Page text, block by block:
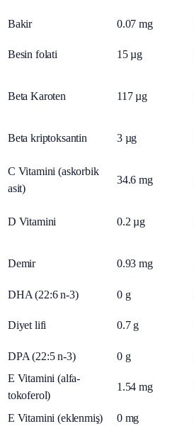
Bakir 0.07 mg
Besin folati 15 µg
Beta Karoten 117 µg
Beta kriptoksantin 3 µg
C Vitamini (askorbik
asit)
34.6 mg
D Vitamini 0.2 µg
Demir 0.93 mg
DHA (22:6 n-3) 0 g
Diyet lifi 0.7 g
DPA (22:5 n-3) 0 g
E Vitamini (alfa-
tokoferol)
1.54 mg
E Vitamini (eklenmiş) 0 mg